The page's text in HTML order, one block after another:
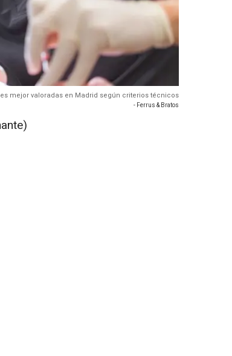
mejor valoradas en Madrid según criterios técnicos
- Ferrus & Bratos